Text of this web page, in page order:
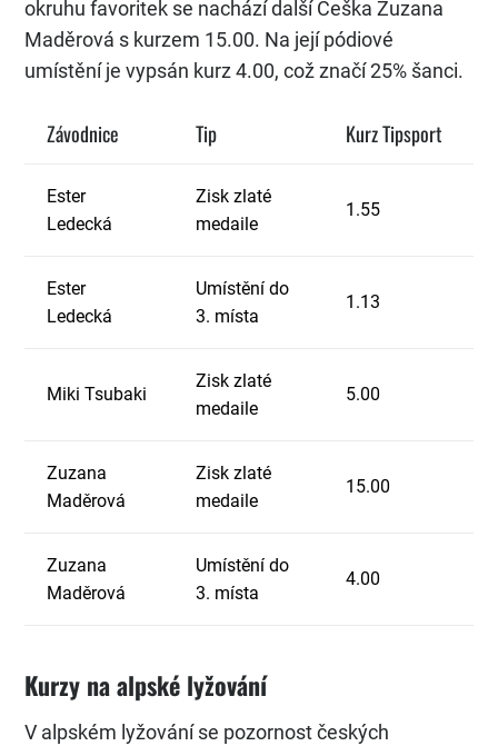
okruhu favoritek se nachází další Češka Zuzana
Maděrová s kurzem 15.00. Na její pódiové
umístění je vypsán kurz 4.00, což značí 25% šanci.
Závodnice Tip Kurz Tipsport
Ester
Ledecká
Zisk zlaté
medaile
1.55
Ester
Ledecká
Umístění do
3. místa
1.13
Miki Tsubaki
Zisk zlaté
medaile
5.00
Zuzana
Maděrová
Zisk zlaté
medaile
15.00
Zuzana
Maděrová
Umístění do
3. místa
4.00
Kurzy na alpské lyžování
V alpském lyžování se pozornost českých